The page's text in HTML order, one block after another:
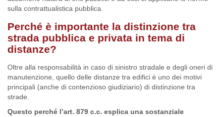
sulla contrattualistica pubblica.
Perché è importante la distinzione tra
strada pubblica e privata in tema di
distanze?
Oltre alla responsabilità in caso di sinistro stradale e degli oneri di
manutenzione, quello delle distanze tra edifici è uno dei motivi
principali (anche di contenzioso giudiziario) di distinzione tra
strade.
Questo perché l’art. 879 c.c. esplica una sostanziale